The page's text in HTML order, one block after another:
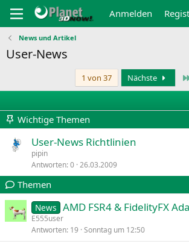
Anmelden
News und Artikel
User-News
1 von 37 Nächste
Wichtige Themen
User-News Richtlinien
pipin
Antworten 0 26.03.2009
Themen
News AMD FSR4 & FidelityFX
E555user
Antworten 19 Sonntag um 12:50